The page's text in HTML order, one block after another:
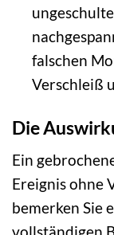
falschen
Verschleiß
Die
Ein
Ereignis ohne
bemerken Sie